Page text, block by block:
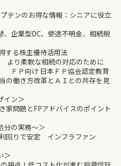
ンのお得な情報：シニアに役立
、使途不明金、相続税
る株主優待活用法
柔軟な相続の対応のために
Ｐ向け 日本ＦＰ協会認定教育
き方改革とＡＩとの共存を見
題とFPアドバイスのポイント
～＞
で安定 インフラファン